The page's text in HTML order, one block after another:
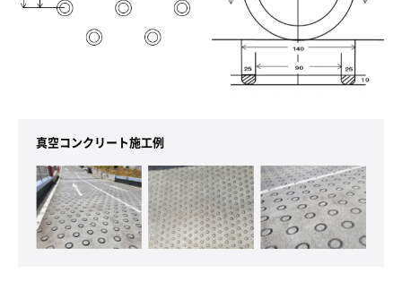
真空コンクリート施工例